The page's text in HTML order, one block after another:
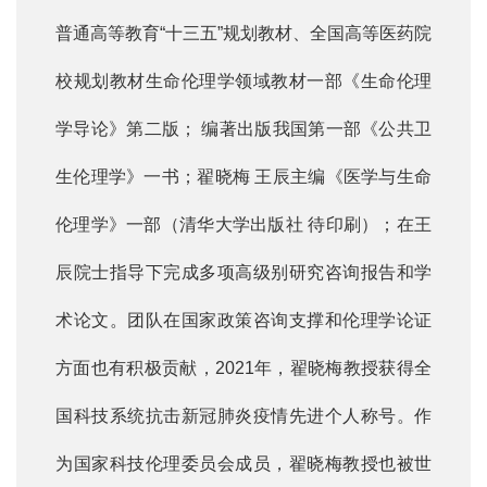
普通高等教育“十三五”规划教材、全国高等医药院
校规划教材生命伦理学领域教材一部《生命伦理
学导论》第二版； 编著出版我国第一部《公共卫
生伦理学》一书；翟晓梅 王辰主编《医学与生命
伦理学》一部（清华大学出版社 待印刷）；在王
辰院士指导下完成多项高级别研究咨询报告和学
术论文。团队在国家政策咨询支撑和伦理学论证
方面也有积极贡献，2021年，翟晓梅教授获得全
国科技系统抗击新冠肺炎疫情先进个人称号。作
为国家科技伦理委员会成员，翟晓梅教授也被世